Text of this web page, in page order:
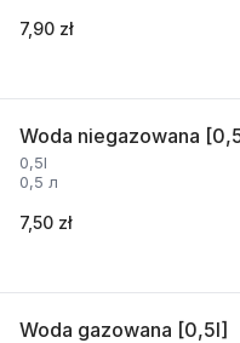
7,90 zł
Woda niegazowana
0,5l
0,5 л
7,50 zł
Woda gazowana [0,5l]